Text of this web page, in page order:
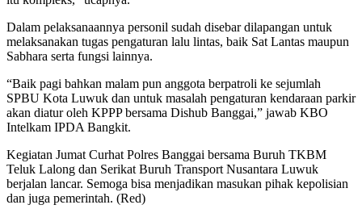
Dalam pelaksanaannya personil sudah disebar dilapangan untuk
melaksanakan tugas pengaturan lalu lintas, baik Sat Lantas maupun
Sabhara serta fungsi lainnya.
“Baik pagi bahkan malam pun anggota berpatroli ke sejumlah
SPBU Kota Luwuk dan untuk masalah pengaturan kendaraan parkir
akan diatur oleh KPPP bersama Dishub Banggai,” jawab KBO
Intelkam IPDA Bangkit.
Kegiatan Jumat Curhat Polres Banggai bersama Buruh TKBM
Teluk Lalong dan Serikat Buruh Transport Nusantara Luwuk
berjalan lancar. Semoga bisa menjadikan masukan pihak kepolisian
dan juga pemerintah. (Red)